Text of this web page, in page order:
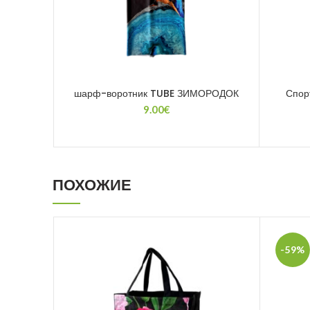
шарф-воротник TUBE ЗИМОРОДОК
9.00€
ПОХОЖИЕ
-59%